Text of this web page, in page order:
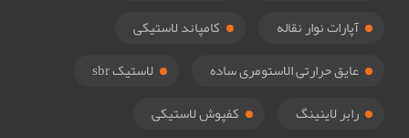
آپارات نوار نقاله
کامپاند لاستیکی
عایق حرارتی الاستومری ساده
لاستیک sbr
رابر لاینینگ
کفپوش لاستیکی